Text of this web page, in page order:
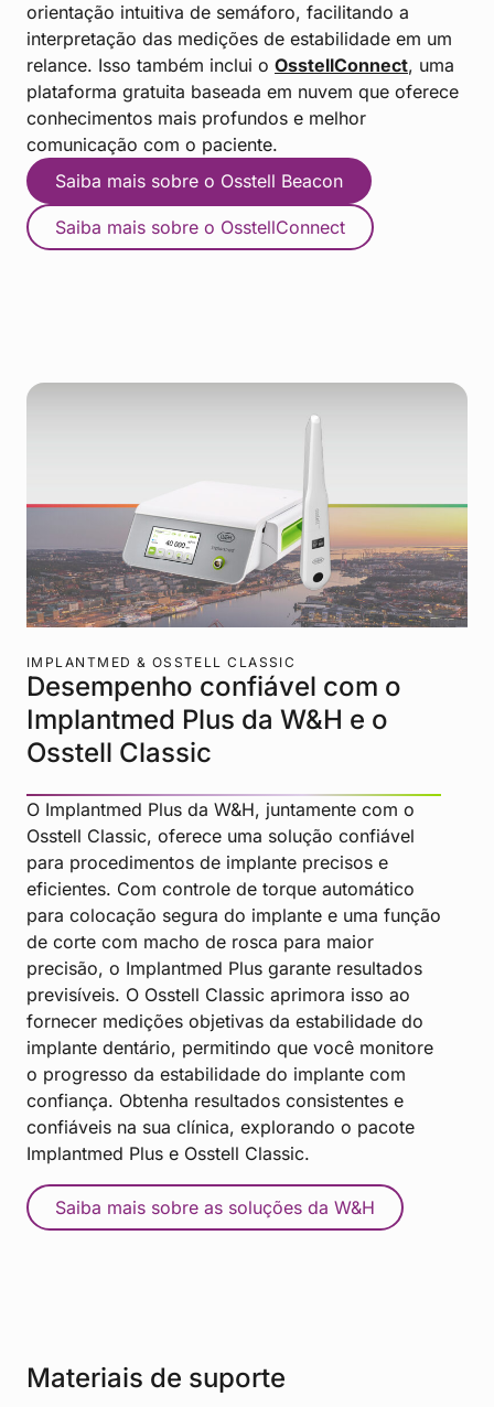
orientação intuitiva de semáforo, facilitando a
interpretação das medições de estabilidade em um
relance. Isso também inclui o OsstellConnect, uma
plataforma gratuita baseada em nuvem que oferece
conhecimentos mais profundos e melhor
comunicação com o paciente.
Saiba mais sobre o Osstell Beacon
Saiba mais sobre o OsstellConnect
IMPLANTMED & OSSTELL CLASSIC
Desempenho confiável com o
Implantmed Plus da W&H e o
Osstell Classic
O Implantmed Plus da W&H, juntamente com o
Osstell Classic, oferece uma solução confiável
para procedimentos de implante precisos e
eficientes. Com controle de torque automático
para colocação segura do implante e uma função
de corte com macho de rosca para maior
precisão, o Implantmed Plus garante resultados
previsíveis. O Osstell Classic aprimora isso ao
fornecer medições objetivas da estabilidade do
implante dentário, permitindo que você monitore
o progresso da estabilidade do implante com
confiança. Obtenha resultados consistentes e
confiáveis na sua clínica, explorando o pacote
Implantmed Plus e Osstell Classic.
Saiba mais sobre as soluções da W&H
Materiais de suporte